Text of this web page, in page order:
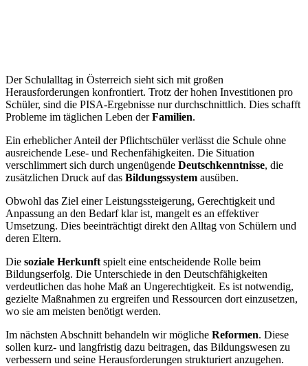
Der Schulalltag in Österreich sieht sich mit großen
Herausforderungen konfrontiert. Trotz der hohen Investitionen pro
Schüler, sind die PISA-Ergebnisse nur durchschnittlich. Dies schafft
Probleme im täglichen Leben derFamilien.
Ein erheblicher Anteil der Pflichtschüler verlässt die Schule ohne
ausreichende Lese- und Rechenfähigkeiten. Die Situation
verschlimmert sich durch ungenügende Deutschkenntnisse, die
zusätzlichen Druck auf das Bildungssystem ausüben.
Obwohl das Ziel einer Leistungssteigerung, Gerechtigkeit und
Anpassung an den Bedarf klar ist, mangelt es an effektiver
Umsetzung. Dies beeinträchtigt direkt den Alltag von Schülern und
deren Eltern.
Die soziale Herkunft spielt eine entscheidende Rolle beim
Bildungserfolg. Die Unterschiede in den Deutschfähigkeiten
verdeutlichen das hohe Maß an Ungerechtigkeit. Es ist notwendig,
gezielte Maßnahmen zu ergreifen und Ressourcen dort einzusetzen,
wo sie am meisten benötigt werden.
Im nächsten Abschnitt behandeln wir mögliche Reformen. Diese
sollen kurz- und langfristig dazu beitragen, das Bildungswesen zu
verbessern und seine Herausforderungen strukturiert anzugehen.